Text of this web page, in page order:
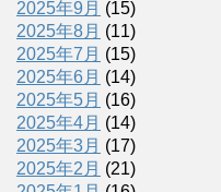
2025年9月 (15)
2025年8月 (11)
2025年7月 (15)
2025年6月 (14)
2025年5月 (16)
2025年4月 (14)
2025年3月 (17)
2025年2月 (21)